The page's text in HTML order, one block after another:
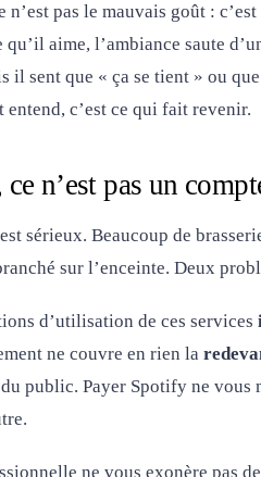
n’est pas le mauvais goût : c’est
qu’il aime, l’ambiance saute
il sent que « ça se tient » ou
entend, c’est ce qui fait revenir.
n’est pas un
sérieux. Beaucoup de
sur l’enceinte. Deux
d’utilisation de ces services
ne couvre en rien la
public. Payer Spotify ne vous
ne vous exonère pas